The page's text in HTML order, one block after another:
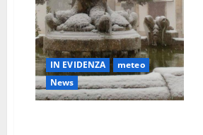
IN EVIDENZA
meteo
News